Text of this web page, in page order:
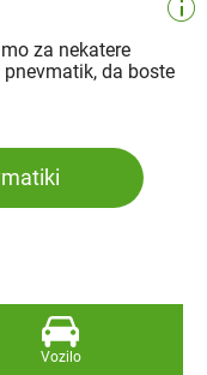
za nekatere
da boste
Vozilo